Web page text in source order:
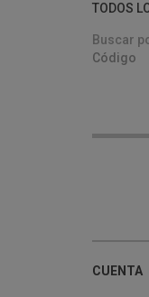
TODOS
Buscar
CUENTA